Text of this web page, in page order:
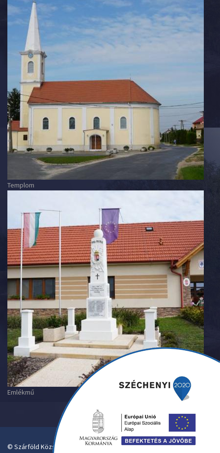
Templom
Emlékmű
© Szárföld Község Önkormányzata. Designed By Pantelics.hu